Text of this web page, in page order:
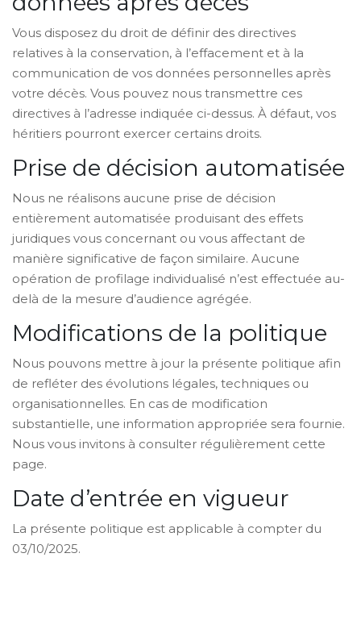
Vous disposez du droit de définir des directives
relatives à la conservation, à l’effacement et à la
communication de vos données personnelles après
votre décès. Vous pouvez nous transmettre ces
directives à l’adresse indiquée ci-dessus. À défaut, vos
héritiers pourront exercer certains droits.
Prise de décision automatisée
Nous ne réalisons aucune prise de décision
entièrement automatisée produisant des effets
juridiques vous concernant ou vous affectant de
manière significative de façon similaire. Aucune
opération de profilage individualisé n’est effectuée au-
delà de la mesure d’audience agrégée.
Modifications de la politique
Nous pouvons mettre à jour la présente politique afin
de refléter des évolutions légales, techniques ou
organisationnelles. En cas de modification
substantielle, une information appropriée sera fournie.
Nous vous invitons à consulter régulièrement cette
page.
Date d’entrée en vigueur
La présente politique est applicable à compter du
03/10/2025.